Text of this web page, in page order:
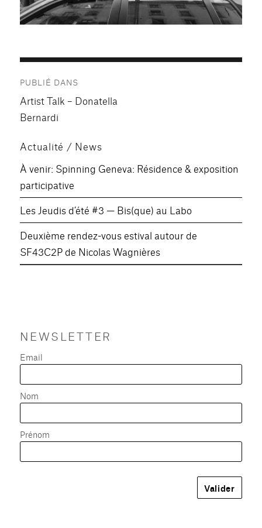
de
l’article
PUBLIÉ DANS
Artist Talk – Donatella
Bernardi
Actualité / News
À venir: Spinning Geneva: Résidence & exposition
participative
Les Jeudis d’été #3 — Bis(que) au Labo
Deuxième rendez-vous estival autour de
SF43C2P de Nicolas Wagnières
NEWSLETTER
Email
Nom
Prénom